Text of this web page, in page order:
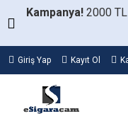
Kampanya! 2000
Giriş Yap Kayıt Ol